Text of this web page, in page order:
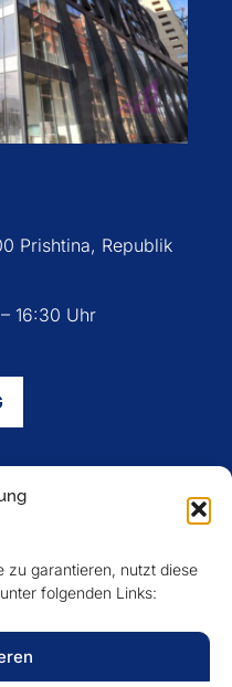
zu garantieren, nutzt diese
folgenden Links:
Prishtina, Republik
16:30 Uhr